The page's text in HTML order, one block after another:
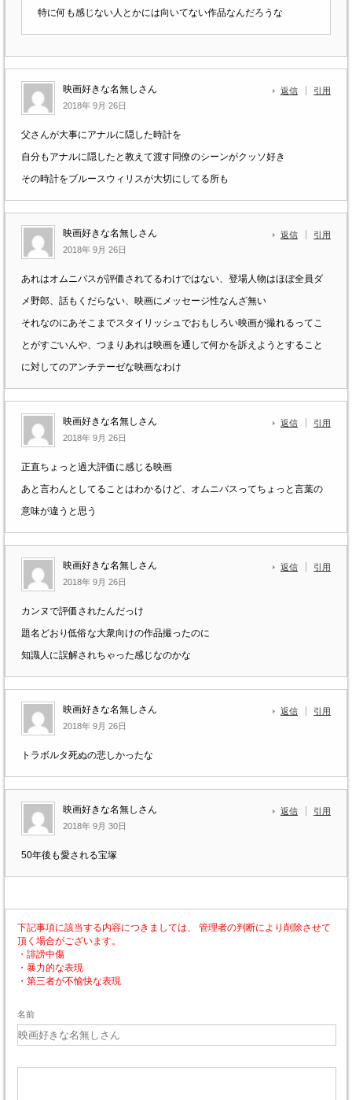
特に何も感じない人とかには向いてない作品なんだろうな
映画好きな名無しさん
2018年 9月 26日
返信 引用
父さんが大事にアナルに隠した時計を
自分もアナルに隠したと教えて渡す同僚のシーンがクッソ好き
その時計をブルースウィリスが大切にしてる所も
映画好きな名無しさん
2018年 9月 26日
返信 引用
あれはオムニバスが評価されてるわけではない、登場人物はほぼ全員ダ
メ野郎、話もくだらない、映画にメッセージ性なんざ無い
それなのにあそこまでスタイリッシュでおもしろい映画が撮れるってこ
とがすごいんや、つまりあれは映画を通して何かを訴えようとすること
に対してのアンチテーゼな映画なわけ
映画好きな名無しさん
2018年 9月 26日
返信 引用
正直ちょっと過大評価に感じる映画
あと言わんとしてることはわかるけど、オムニバスってちょっと言葉の
意味が違うと思う
映画好きな名無しさん
2018年 9月 26日
返信 引用
カンヌで評価されたんだっけ
題名どおり低俗な大衆向けの作品撮ったのに
知識人に誤解されちゃった感じなのかな
映画好きな名無しさん
2018年 9月 26日
返信 引用
トラボルタ死ぬの悲しかったな
映画好きな名無しさん
2018年 9月 30日
返信 引用
50年後も愛される宝塚
下記事項に該当する内容につきましては、 管理者の判断により削除させて
頂く場合がございます。
・誹謗中傷
・暴力的な表現
・第三者が不愉快な表現
名前